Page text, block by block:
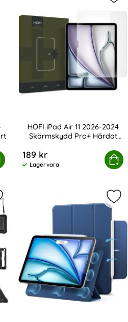
Fodral SmartCase Svart
HOFI iPad Air 11 2026-2024
Skärmskydd Pro+ Härdat
189 kr
Tillgänglighet:
Lagervara
Köp
iPad Air 11 2026-2024
iPad Air 11 2026-2024